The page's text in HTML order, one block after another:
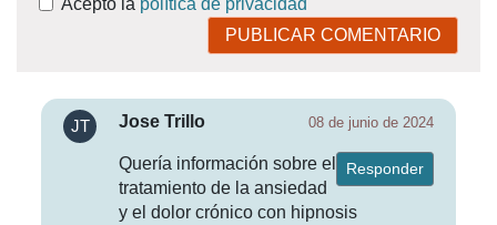
PUBLICAR COMENTARIO
08 de junio de 2024
Jose Trillo
Responder
Quería información sobre el
tratamiento de la ansiedad
y el dolor crónico con hipnosis